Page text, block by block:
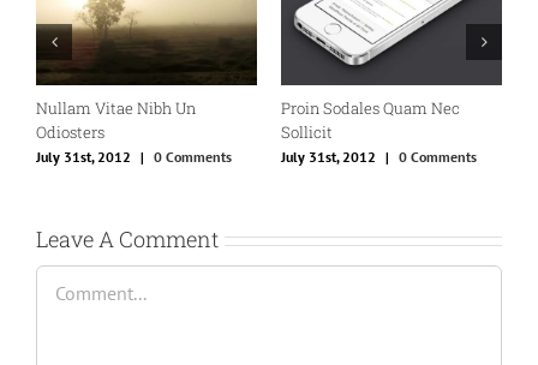
Proin Sodales Quam Nec
Sollicit
July 31st, 2012 | 0 Comments
Nunc Tincidunt Elit
Leave A Comment
Comment